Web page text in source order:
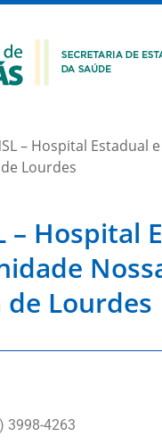
– Hospital Estadual
Lourdes
– Hospital
de Lourdes
3998-4263